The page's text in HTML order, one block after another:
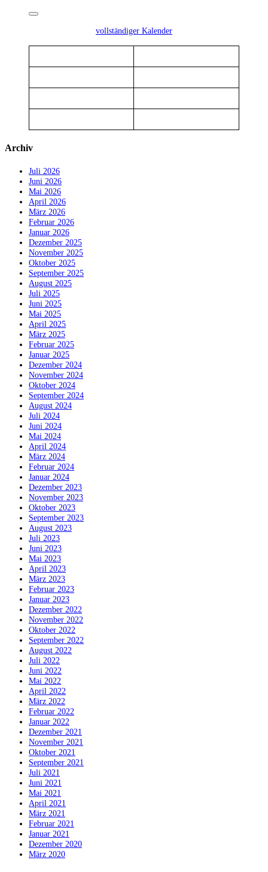
vollständiger Kalender
Archiv
Juli 2026
Juni 2026
Mai 2026
April 2026
März 2026
Februar 2026
Januar 2026
Dezember 2025
November 2025
Oktober 2025
September 2025
August 2025
Juli 2025
Juni 2025
Mai 2025
April 2025
März 2025
Februar 2025
Januar 2025
Dezember 2024
November 2024
Oktober 2024
September 2024
August 2024
Juli 2024
Juni 2024
Mai 2024
April 2024
März 2024
Februar 2024
Januar 2024
Dezember 2023
November 2023
Oktober 2023
September 2023
August 2023
Juli 2023
Juni 2023
Mai 2023
April 2023
März 2023
Februar 2023
Januar 2023
Dezember 2022
November 2022
Oktober 2022
September 2022
August 2022
Juli 2022
Juni 2022
Mai 2022
April 2022
März 2022
Februar 2022
Januar 2022
Dezember 2021
November 2021
Oktober 2021
September 2021
Juli 2021
Juni 2021
Mai 2021
April 2021
März 2021
Februar 2021
Januar 2021
Dezember 2020
März 2020